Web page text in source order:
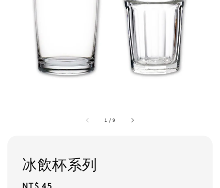
1 /9
冰飲杯系列